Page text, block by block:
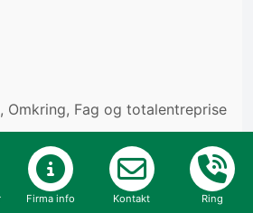
Omkring, Fag og totalentreprise
Firma info Kontakt Ring